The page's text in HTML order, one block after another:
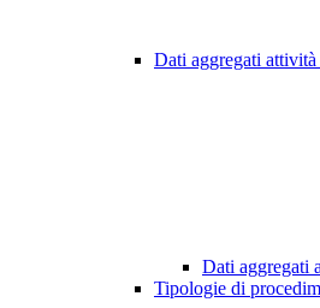
Dati aggregati
Dati aggregati
Tipologie di